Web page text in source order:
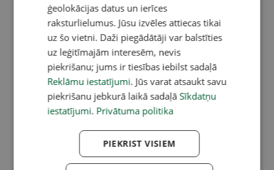
ģeolokācijas datus un ierīces
raksturlielumus. Jūsu izvēles attiecas tikai
uz šo vietni. Daži piegādātāji var balstīties
uz leģitīmajām interesēm, nevis
piekrišanu; jums ir tiesības iebilst sadaļā
Reklāmu iestatījumi. Jūs varat atsaukt savu
piekrišanu jebkurā laikā sadaļā Sīkdatņu
iestatījumi. Privātuma politika
PIEKRIST VISIEM